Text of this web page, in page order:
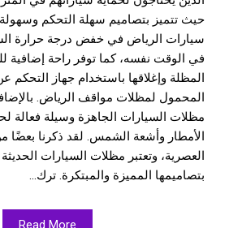
حيث تتميز بتصاميم سهلة التحكم
سيارات الرياض في خفض درجة حرارة
في الوقت نفسه، كما توفر راحة إضافية
المظلة وإغلاقها باستخدام جهاز التحكم
المحمول لمظلات مواقف الرياض.
مظلات السيارات الجاهزة وسيلة فعالة
الأمطار وأشعة الشمس. لقد ذكرنا بعضًا
العصرية، وتعتبر مظلات السيارات الحديثة
بتصاميمها المميزة والمبتكرة. ترك...
Read More